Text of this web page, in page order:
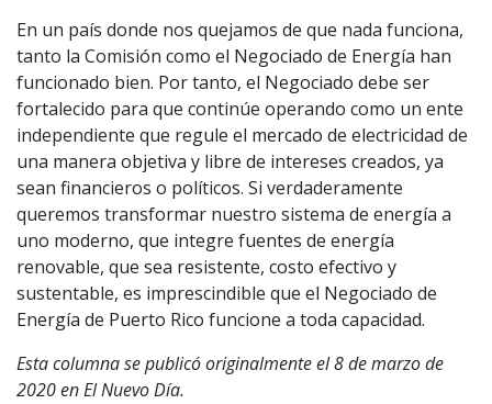
En un país donde nos quejamos de que nada funciona,
tanto la Comisión como el Negociado de Energía han
funcionado bien. Por tanto, el Negociado debe ser
fortalecido para que continúe operando como un ente
independiente que regule el mercado de electricidad de
una manera objetiva y libre de intereses creados, ya
sean financieros o políticos. Si verdaderamente
queremos transformar nuestro sistema de energía a
uno moderno, que integre fuentes de energía
renovable, que sea resistente, costo efectivo y
sustentable, es imprescindible que el Negociado de
Energía de Puerto Rico funcione a toda capacidad.
Esta columna se publicó originalmente el 8 de marzo de
2020 en El Nuevo Día.